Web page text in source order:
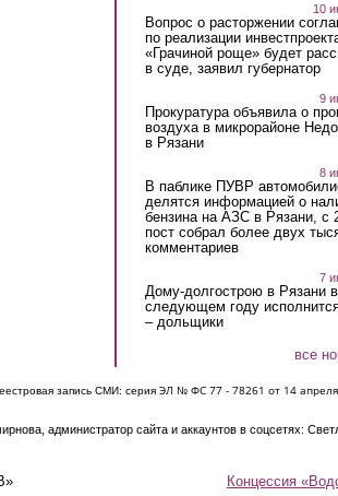
10
Вопрос о расторжении
по реализации
«Грачиной роще» будет
в суде, заявил губернатор
9
Прокуратура объявила о
воздуха в микрорайоне
в Рязани
8
В паблике ПУВР
делятся информацией о
бензина на АЗС в Рязани, с
пост собрал более двух
комментариев
7
Дому-долгострою в Рязани в
следующем году
– дольщики
все
запись СМИ: серия ЭЛ № ФС 77 - 78261 от 14
администратор сайта и аккаунтов в соцсетях:
Концессия